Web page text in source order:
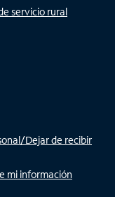
servicio rural
Dejar de recibir
mi información